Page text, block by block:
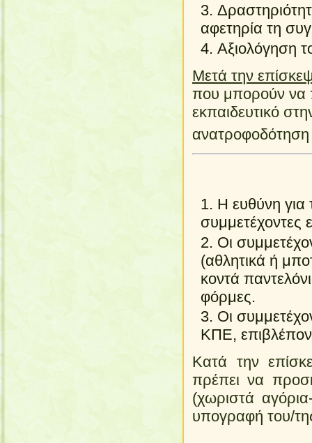
αφετηρία τη
Αξιολόγηση
Μετά την
που μπορούν να
εκπαιδευτικό
Η ευθύνη για
συμμετέχοντες
Οι
(αθλητικά ή
κοντά
φόρμες.
Οι
ΚΠΕ,
Κατά την
πρέπει να
(χωριστά
υπογραφή του/